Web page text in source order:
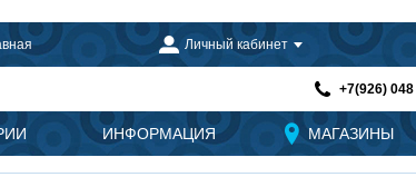
Личный кабинет
+7(926)
ИНФОРМАЦИЯ МАГАЗИНЫ